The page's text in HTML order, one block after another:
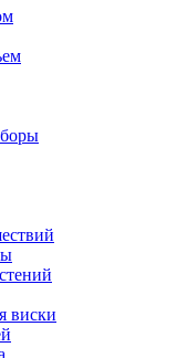
виски